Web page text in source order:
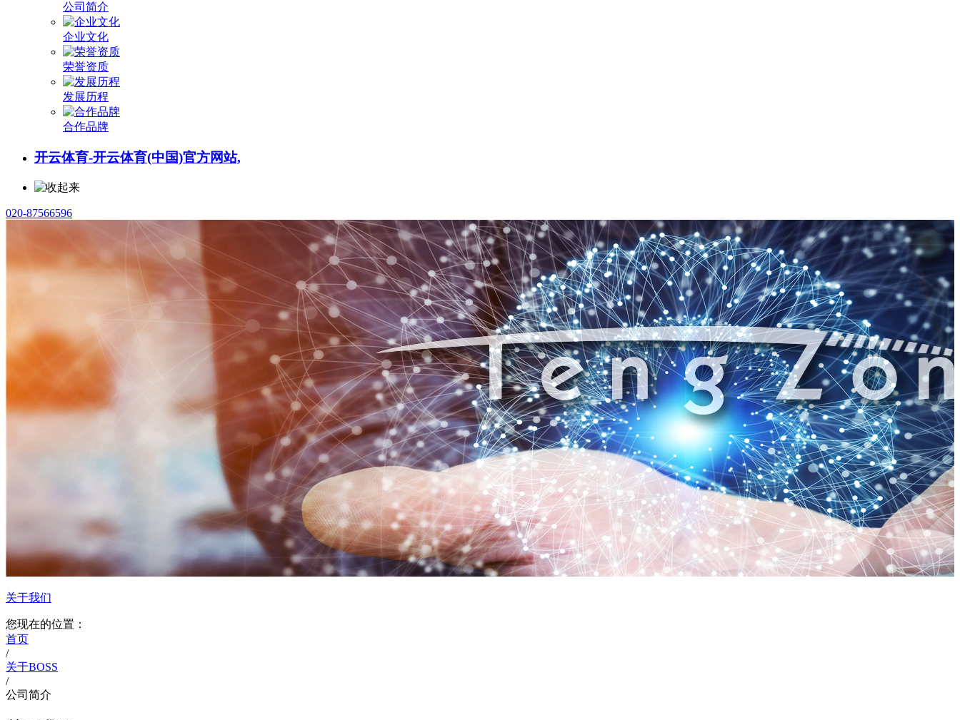
公司简介
企业文化
荣誉资质
发展历程
合作品牌
开云体育-开云体育(中国)官方网站,
020-87566596
关于我们
您现在的位置：
首页
/
关于BOSS
/
公司简介